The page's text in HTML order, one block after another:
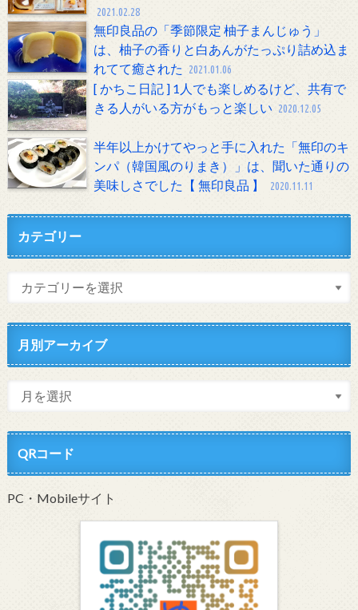
2021.02.28
無印良品の「季節限定 柚子まんじゅう」
は、柚子の香りと白あんがたっぷり詰め込ま
れてて癒された
2021.01.06
[ かちこ日記 ] 1人でも楽しめるけど、共有で
きる人がいる方がもっと楽しい 2020.12.05
半年以上かけてやっと手に入れた「無印のキ
ンパ（韓国風のりまき）」は、聞いた通りの
美味しさでした【 無印良品 】
2020.11.11
カテゴリー
月別アーカイブ
QRコード
PC・Mobileサイト